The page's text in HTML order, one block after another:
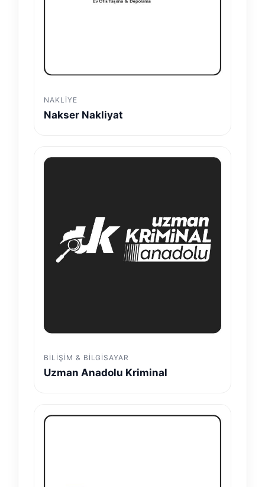
NAKLIYE
Nakser Nakliyat
BILIŞIM & BILGISAYAR
Uzman Anadolu Kriminal